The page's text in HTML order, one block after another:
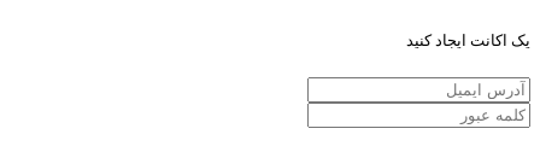
یک اکانت ایجاد کنید